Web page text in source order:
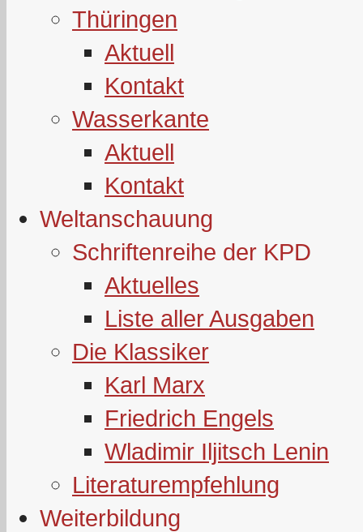
Thüringen
Aktuell
Kontakt
Wasserkante
Aktuell
Kontakt
Weltanschauung
Schriftenreihe der KPD
Aktuelles
Liste aller Ausgaben
Die Klassiker
Karl Marx
Friedrich Engels
Wladimir Iljitsch Lenin
Literaturempfehlung
Weiterbildung